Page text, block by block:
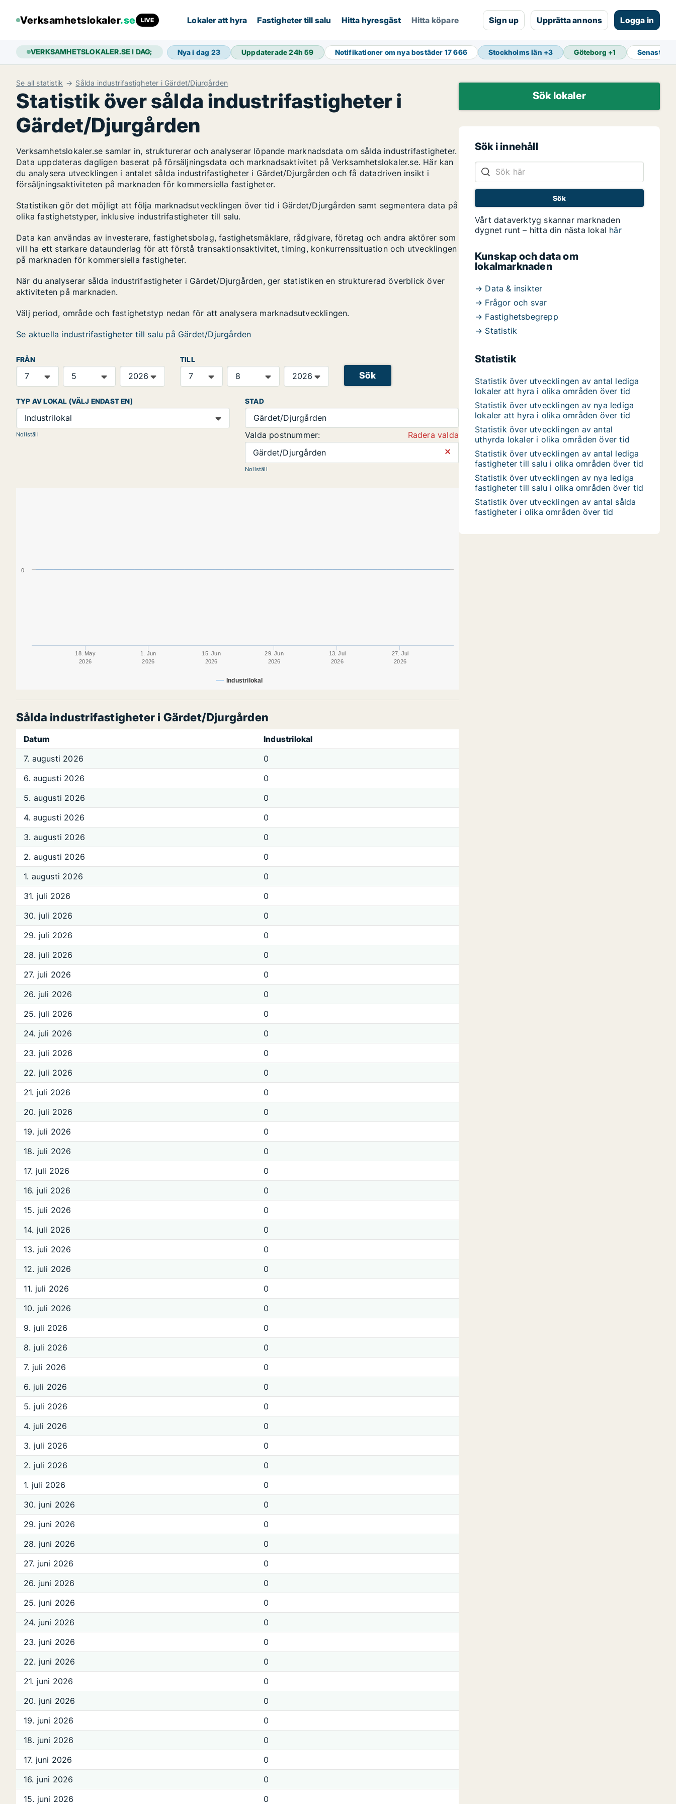
Verksamhetslokaler.se LIVE Lokaler att hyra Fastigheter till salu Hitta hyresgäst Hitta köpare Sign up Upprätta annons Logga in
VERKSAMHETSLOKALER.SE I DAG; Nya i dag 23 Uppdaterade 24h59 Notifikationer om nya bostäder 17 666 Stockholms län +3 Göteborg +1 Senaste
Se all statistik Sålda industrifastigheter i Gärdet/Djurgården
Statistik över sålda industrifastigheter i
Gärdet/Djurgården
Verksamhetslokaler.se samlar in, strukturerar och analyserar löpande marknadsdata om sålda industrifastigheter.
Data uppdateras dagligen baserat på försäljningsdata och marknadsaktivitet på Verksamhetslokaler.se. Här kan
du analysera utvecklingen i antalet sålda industrifastigheter i Gärdet/Djurgården och få datadriven insikt i
försäljningsaktiviteten på marknaden för kommersiella fastigheter.
Statistiken gör det möjligt att följa marknadsutvecklingen över tid i Gärdet/Djurgården samt segmentera data på
olika fastighetstyper, inklusive industrifastigheter till salu.
Data kan användas av investerare, fastighetsbolag, fastighetsmäklare, rådgivare, företag och andra aktörer som
vill ha ett starkare dataunderlag för att förstå transaktionsaktivitet, timing, konkurrenssituation och utvecklingen
på marknaden för kommersiella fastigheter.
När du analyserar sålda industrifastigheter i Gärdet/Djurgården, ger statistiken en strukturerad överblick över
aktiviteten på marknaden.
Välj period, område och fastighetstyp nedan för att analysera marknadsutvecklingen.
Se aktuella industrifastigheter till salu på Gärdet/Djurgården
FRÅN TILL
Sök
TYP AV LOKAL (VÄLJ ENDAST EN)
Industrilokal
Nollställ
STAD
Gärdet/Djurgården
Valda postnummer:
Radera valda
Gärdet/Djurgården
⨯
Nollställ
Industrilokal
18. May
2026
1. Jun
2026
15. Jun
2026
29. Jun
2026
13. Jul
2026
27. Jul
2026
0
Sålda industrifastigheter i Gärdet/Djurgården
Datum
Industrilokal
7. augusti 2026
0
6. augusti 2026
0
5. augusti 2026
0
4. augusti 2026
0
3. augusti 2026
0
2. augusti 2026
0
1. augusti 2026
0
31. juli 2026
0
30. juli 2026
0
29. juli 2026
0
28. juli 2026
0
27. juli 2026
0
26. juli 2026
0
25. juli 2026
0
24. juli 2026
0
23. juli 2026
0
22. juli 2026
0
21. juli 2026
0
20. juli 2026
0
19. juli 2026
0
18. juli 2026
0
17. juli 2026
0
16. juli 2026
0
15. juli 2026
0
14. juli 2026
0
13. juli 2026
0
12. juli 2026
0
11. juli 2026
0
10. juli 2026
0
9. juli 2026
0
8. juli 2026
0
7. juli 2026
0
6. juli 2026
0
5. juli 2026
0
4. juli 2026
0
3. juli 2026
0
2. juli 2026
0
1. juli 2026
0
30. juni 2026
0
29. juni 2026
0
28. juni 2026
0
27. juni 2026
0
26. juni 2026
0
25. juni 2026
0
24. juni 2026
0
23. juni 2026
0
22. juni 2026
0
21. juni 2026
0
20. juni 2026
0
19. juni 2026
0
18. juni 2026
0
17. juni 2026
0
16. juni 2026
0
15. juni 2026
0
Sök lokaler
Sök i innehåll
Vårt dataverktyg skannar marknaden
dygnet runt – hitta din nästa lokal här
Kunskap och data om
lokalmarknaden
→ Data & insikter
→ Frågor och svar
→ Fastighetsbegrepp
→ Statistik
Statistik
Statistik över utvecklingen av antal lediga
lokaler att hyra i olika områden över tid
Statistik över utvecklingen av nya lediga
lokaler att hyra i olika områden över tid
Statistik över utvecklingen av antal
uthyrda lokaler i olika områden över tid
Statistik över utvecklingen av antal lediga
fastigheter till salu i olika områden över tid
Statistik över utvecklingen av nya lediga
fastigheter till salu i olika områden över tid
Statistik över utvecklingen av antal sålda
fastigheter i olika områden över tid